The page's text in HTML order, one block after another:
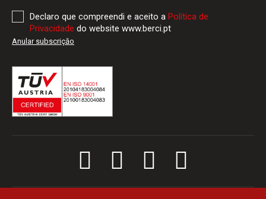
Declaro que compreendi e aceito a Política de
Privacidade do website www.berci.pt
Anular subscriçăo